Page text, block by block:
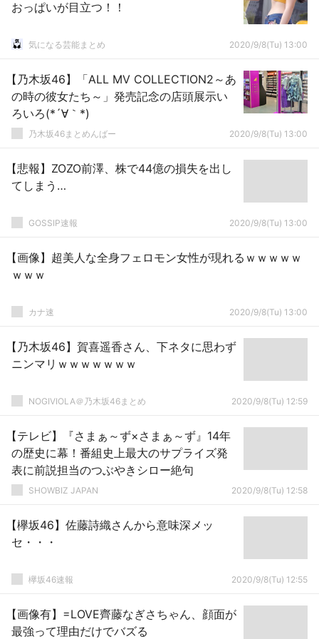
おっぱいが目立つ！！
気になる芸能まとめ 2020/9/8(Tu) 13:00
【乃木坂46】「ALL MV COLLECTION2～あ
の時の彼女たち～」発売記念の店頭展示い
ろいろ(*´∀｀*)
乃木坂46まとめんばー 2020/9/8(Tu) 13:00
【悲報】ZOZO前澤、株で44億の損失を出し
てしまう…
GOSSIP速報 2020/9/8(Tu) 13:00
【画像】超美人な全身フェロモン女性が現れるｗｗｗｗｗ
ｗｗｗ
カナ速 2020/9/8(Tu) 13:00
【乃木坂46】賀喜遥香さん、下ネタに思わず
ニンマリｗｗｗｗｗｗｗ
NOGIVIOLA＠乃木坂46まとめ 2020/9/8(Tu) 12:59
【テレビ】『さまぁ～ず×さまぁ～ず』14年
の歴史に幕！番組史上最大のサプライズ発
表に前説担当のつぶやきシロー絶句
SHOWBIZ JAPAN 2020/9/8(Tu) 12:58
【欅坂46】佐藤詩織さんから意味深メッ
セ・・・
欅坂46速報 2020/9/8(Tu) 12:55
【画像有】=LOVE齊藤なぎさちゃん、顔面が
最強って理由だけでバズる